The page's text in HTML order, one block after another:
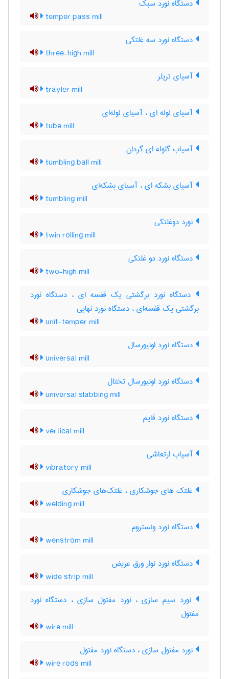
دستگاه نورد سبک
temper pass mill
دستگاه نورد سه غلتکی
three-high mill
آسیای تریلر
trayler mill
آسیای لوله ای ، آسیای لوله‌ای
tube mill
آسیاب گلوله ای گردان
tumbling ball mill
آسیای بشکه ای ، آسیای بشکه‌ای
tumbling mill
نورد دوغلتکی
twin rolling mill
دستگاه نورد دو غلتکی
two-high mill
دستگاه نورد برگشتی یک قفسه ای ، دستگاه نورد
برگشتی یک قفسه‌ای ، دستگاه نورد نهایی
unit-temper mill
دستگاه نورد اونیورسال
universal mill
دستگاه نورد اونیورسال تختال
universal slabbing mill
دستگاه نورد قایم
vertical mill
آسیاب ارتعاشی
vibratory mill
غلتک های جوشکاری ، غلتک‌های جوشکاری
welding mill
دستگاه نورد ونستروم
wenstrom mill
دستگاه نورد نوار ورق عریض
wide strip mill
نورد سیم سازی ، نورد مفتول سازی ، دستگاه نورد
مفتول
wire mill
نورد مفتول سازی ، دستگاه نورد مفتول
wire rods mill